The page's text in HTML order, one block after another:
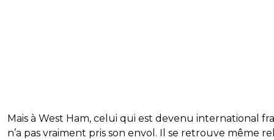
Mais à West Ham, celui qui est devenu international
n’a pas vraiment pris son envol. Il se retrouve même